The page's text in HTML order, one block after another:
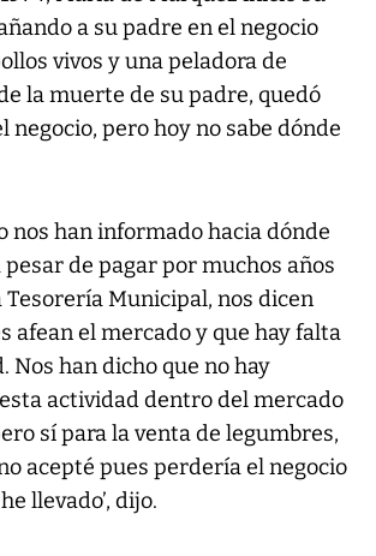
a su padre en el negocio
vivos y una peladora de
la muerte de su padre, quedó
negocio, pero hoy no sabe dónde
nos han informado hacia dónde
de pagar por muchos años
Municipal, nos dicen
afean el mercado y que hay falta
Nos han dicho que no hay
actividad dentro del mercado
sí para la venta de legumbres,
acepté pues perdería el negocio
llevado’, dijo.